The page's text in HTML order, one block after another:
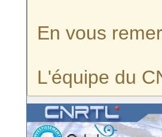
En vous
L'équipe du